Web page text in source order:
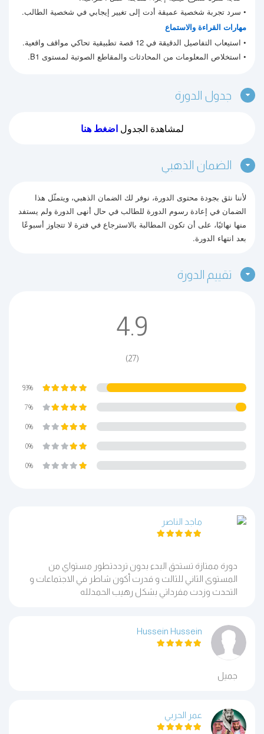
• سرد تجربة شخصية عميقة أدت إلى تغيير إيجابي في شخصية الطالب.
مهارات القراءة والاستماع
• استيعاب التفاصيل الدقيقة في 12 قصة تطبيقية تحاكي مواقف واقعية.
• استخلاص المعلومات من المحادثات والمقاطع الصوتية لمستوى B1.
جدول الدورة
لمشاهدة الجدولاضغط هنا
الضمان الذهبي
لأننا نثق بجودة محتوى الدورة، نوفر لك الضمان الذهبي، ويتمثّل هذا
الضمان في إعادة رسوم الدورة للطالب في حال أنهى الدورة ولم يستفد
منها نهائيًا، على أن تكون المطالبة بالاسترجاع في فترة لا تتجاوز أسبوعًا
بعد انتهاء الدورة.
تقييم الدورة
4.9
(27)
93%
7%
0%
0%
0%
ماجد الناصر
دورة ممتازة تستحق البدء بدون ترددتطور مستواي من
المستوى الثاني للثالث و قدرت أكون شاطر في الاجتماعات و
التحدث وزدت مفرداتي بشكل رهيب الحمدلله
Hussein Hussein
جميل
عمر الحربي